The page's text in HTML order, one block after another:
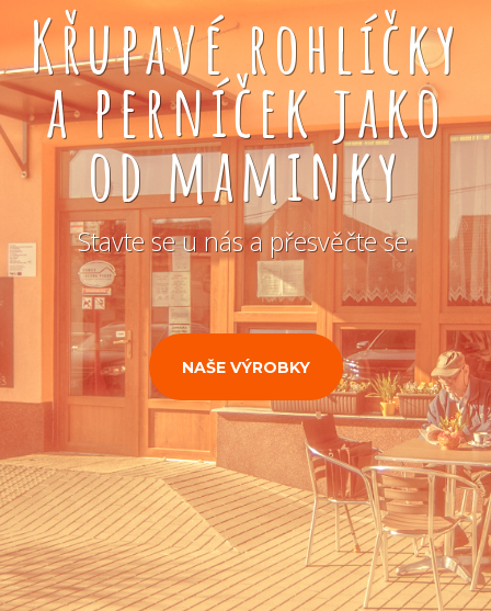
Křupavé rohlíčky
a perníček jako
od maminky
Stavte se u nás a přesvěčte se.
NAŠE VÝROBKY